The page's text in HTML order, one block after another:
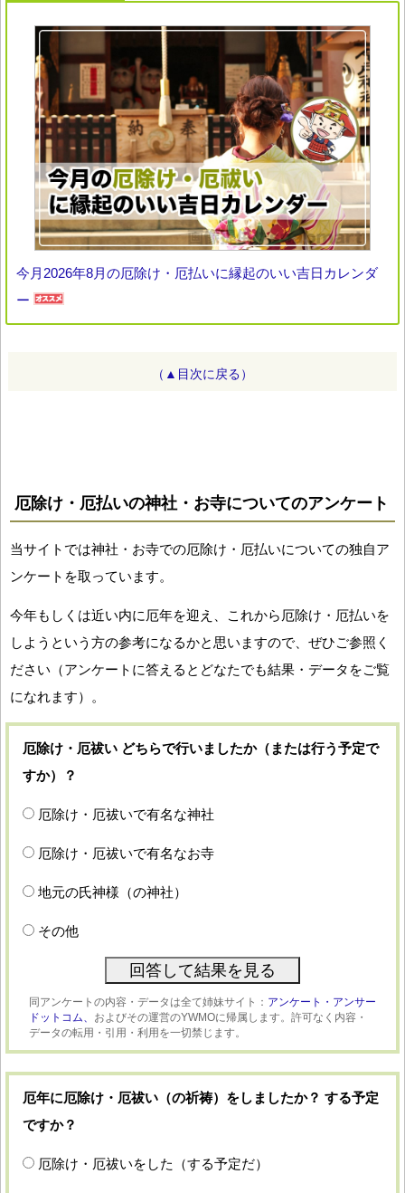
今月2026年8月の厄除け・厄払いに縁起のいい吉日カレンダ
ー
（▲目次に戻る）
厄除け・厄払いの神社・お寺についてのアンケート
当サイトでは神社・お寺での厄除け・厄払いについての独自ア
ンケートを取っています。
今年もしくは近い内に厄年を迎え、これから厄除け・厄払いを
しようという方の参考になるかと思いますので、ぜひご参照く
ださい（アンケートに答えるとどなたでも結果・データをご覧
になれます）。
厄除け・厄祓い どちらで行いましたか（または行う予定で
すか）？
厄除け・厄祓いで有名な神社
厄除け・厄祓いで有名なお寺
地元の氏神様（の神社）
その他
同アンケートの内容・データは全て姉妹サイト： アンケート・アンサー
ドットコム、 およびその運営のYWMOに帰属します。許可なく内容・
データの転用・引用・利用を一切禁じます。
厄年に厄除け・厄祓い（の祈祷）をしましたか？ する予定
ですか？
厄除け・厄祓いをした（する予定だ）